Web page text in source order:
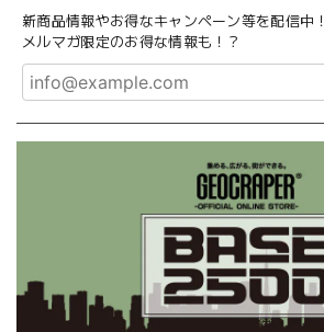
新商品情報やお得なキャンペーン等を配信中！
メルマガ限定のお得な情報も！？